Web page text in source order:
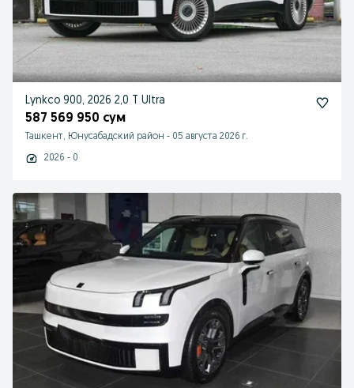
Lynkco 900, 2026 2,0 T Ultra
587 569 950 сум
Ташкент, Юнусабадский район - 05 августа 2026 г.
2026 - 0